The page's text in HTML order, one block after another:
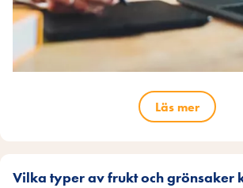
Läs mer
Vilka typer av frukt och grönsaker